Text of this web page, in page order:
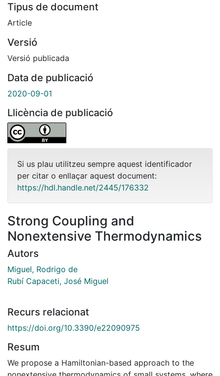
Tipus de document
Article
Versió
Versió publicada
Data de publicació
2020-09-01
Llicència de publicació
Si us plau utilitzeu sempre aquest identificador
per citar o enllaçar aquest document:
https://hdl.handle.net/2445/176332
Strong Coupling and
Nonextensive Thermodynamics
Autors
Miguel, Rodrigo de
Rubí Capaceti, José Miguel
Recurs relacionat
https://doi.org/10.3390/e22090975
Resum
We propose a Hamiltonian-based approach to the